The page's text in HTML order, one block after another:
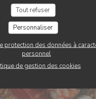
Tout refuser
Personnaliser
protection des données à
personnel
de gestion des cookies